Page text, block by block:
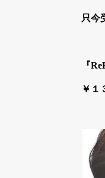
只今
『
￥１